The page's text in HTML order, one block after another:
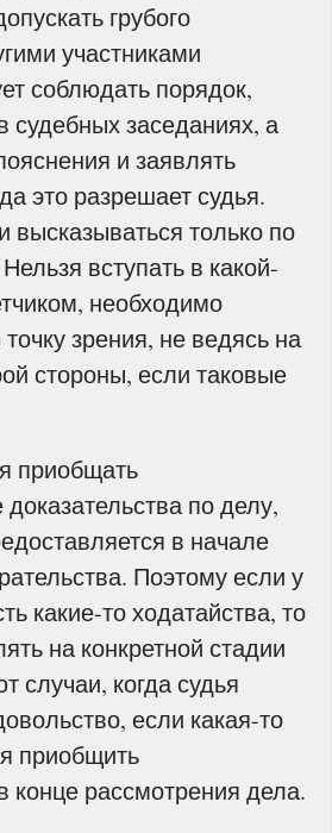
грубого
участниками
соблюдать порядок,
судебных заседаниях, а
и заявлять
это разрешает судья.
высказываться только по
вступать в какой-
необходимо
зрения, не ведясь на
стороны, если таковые
приобщать
по делу,
в начале
Поэтому если у
какие-то ходатайства, то
на конкретной стадии
случаи, когда судья
если какая-то
приобщить
конце рассмотрения дела.